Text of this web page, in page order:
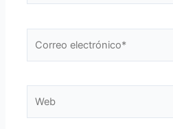
electrónico*